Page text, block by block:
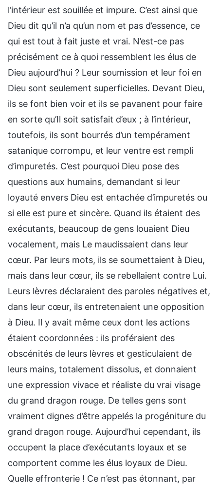
l’intérieur est souillée et impure. C’est ainsi que
Dieu dit qu’il n’a qu’un nom et pas d’essence, ce
qui est tout à fait juste et vrai. N’est-ce pas
précisément ce à quoi ressemblent les élus de
Dieu aujourd’hui ? Leur soumission et leur foi en
Dieu sont seulement superficielles. Devant Dieu,
ils se font bien voir et ils se pavanent pour faire
en sorte qu’Il soit satisfait d’eux ; à l’intérieur,
toutefois, ils sont bourrés d’un tempérament
satanique corrompu, et leur ventre est rempli
d’impuretés. C’est pourquoi Dieu pose des
questions aux humains, demandant si leur
loyauté envers Dieu est entachée d’impuretés ou
si elle est pure et sincère. Quand ils étaient des
exécutants, beaucoup de gens louaient Dieu
vocalement, mais Le maudissaient dans leur
cœur. Par leurs mots, ils se soumettaient à Dieu,
mais dans leur cœur, ils se rebellaient contre Lui.
Leurs lèvres déclaraient des paroles négatives et,
dans leur cœur, ils entretenaient une opposition
à Dieu. Il y avait même ceux dont les actions
étaient coordonnées : ils proféraient des
obscénités de leurs lèvres et gesticulaient de
leurs mains, totalement dissolus, et donnaient
une expression vivace et réaliste du vrai visage
du grand dragon rouge. De telles gens sont
vraiment dignes d’être appelés la progéniture du
grand dragon rouge. Aujourd’hui cependant, ils
occupent la place d’exécutants loyaux et se
comportent comme les élus loyaux de Dieu.
Quelle effronterie ! Ce n’est pas étonnant, par